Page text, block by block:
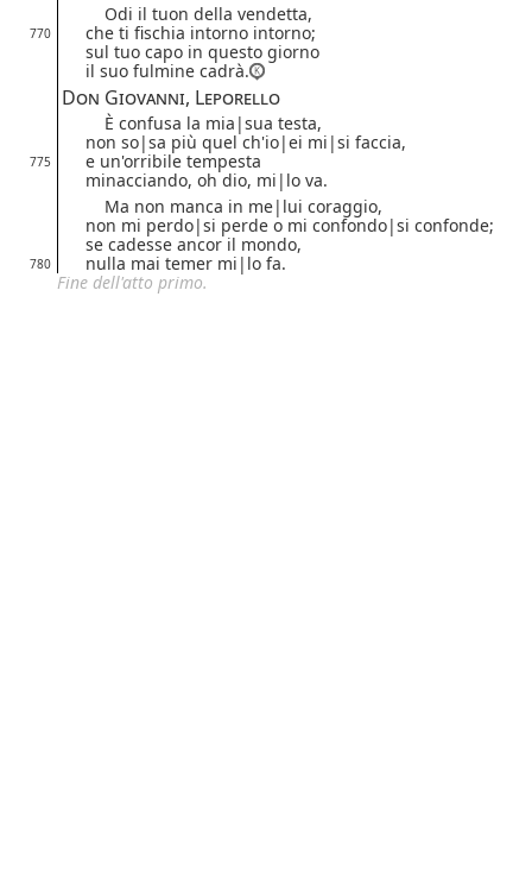
Odi il tuon della vendetta,
770
che ti fischia intorno intorno;
sul tuo capo in questo giorno
il suo fulmine cadrà.
Don Giovanni, Leporello
È confusa la mia|sua testa,
non so|sa più quel ch'io|ei mi|si faccia,
775
e un'orribile tempesta
minacciando, oh dio, mi| lo va.
Ma non manca in me| lui coraggio,
non mi perdo|si perde o mi confondo|si confonde;
se cadesse ancor il mondo,
780 nulla mai temer mi| lo fa.
Fine dell'atto primo.